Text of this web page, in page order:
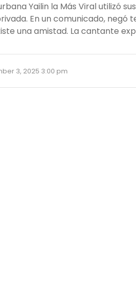
Yailin la Más Viral utilizó
En un comunicado,
una amistad. La cantante
3, 2025 3:00 pm